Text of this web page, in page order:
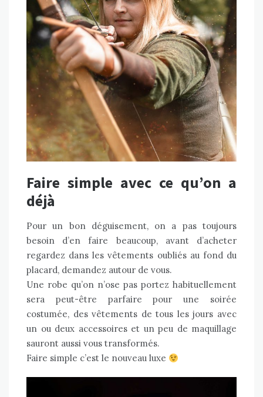
Faire simple avec ce qu’on a
déjà
Pour un bon déguisement, on a pas toujours
besoin d’en faire beaucoup, avant d’acheter
regardez dans les vêtements oubliés au fond du
placard, demandez autour de vous.
Une robe qu’on n’ose pas portez habituellement
sera peut-être parfaire pour une soirée
costumée, des vêtements de tous les jours avec
un ou deux accessoires et un peu de maquillage
sauront aussi vous transformés.
Faire simple c’est le nouveau luxe